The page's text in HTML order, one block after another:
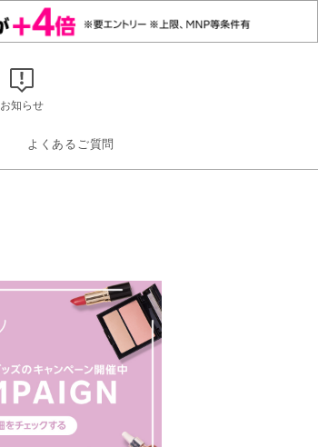
お知らせ
よくあるご質問